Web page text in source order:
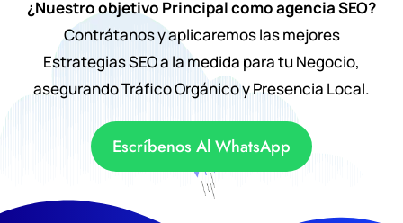
¿Nuestro objetivo Principal como agencia SEO?
Contrátanos y aplicaremos las mejores
Estrategias SEO a la medida para tu Negocio,
asegurando Tráfico Orgánico y Presencia Local.
Escríbenos Al WhatsApp